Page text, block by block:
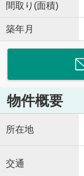
間取り(面積)
築年月
物件概要
所在地
交通